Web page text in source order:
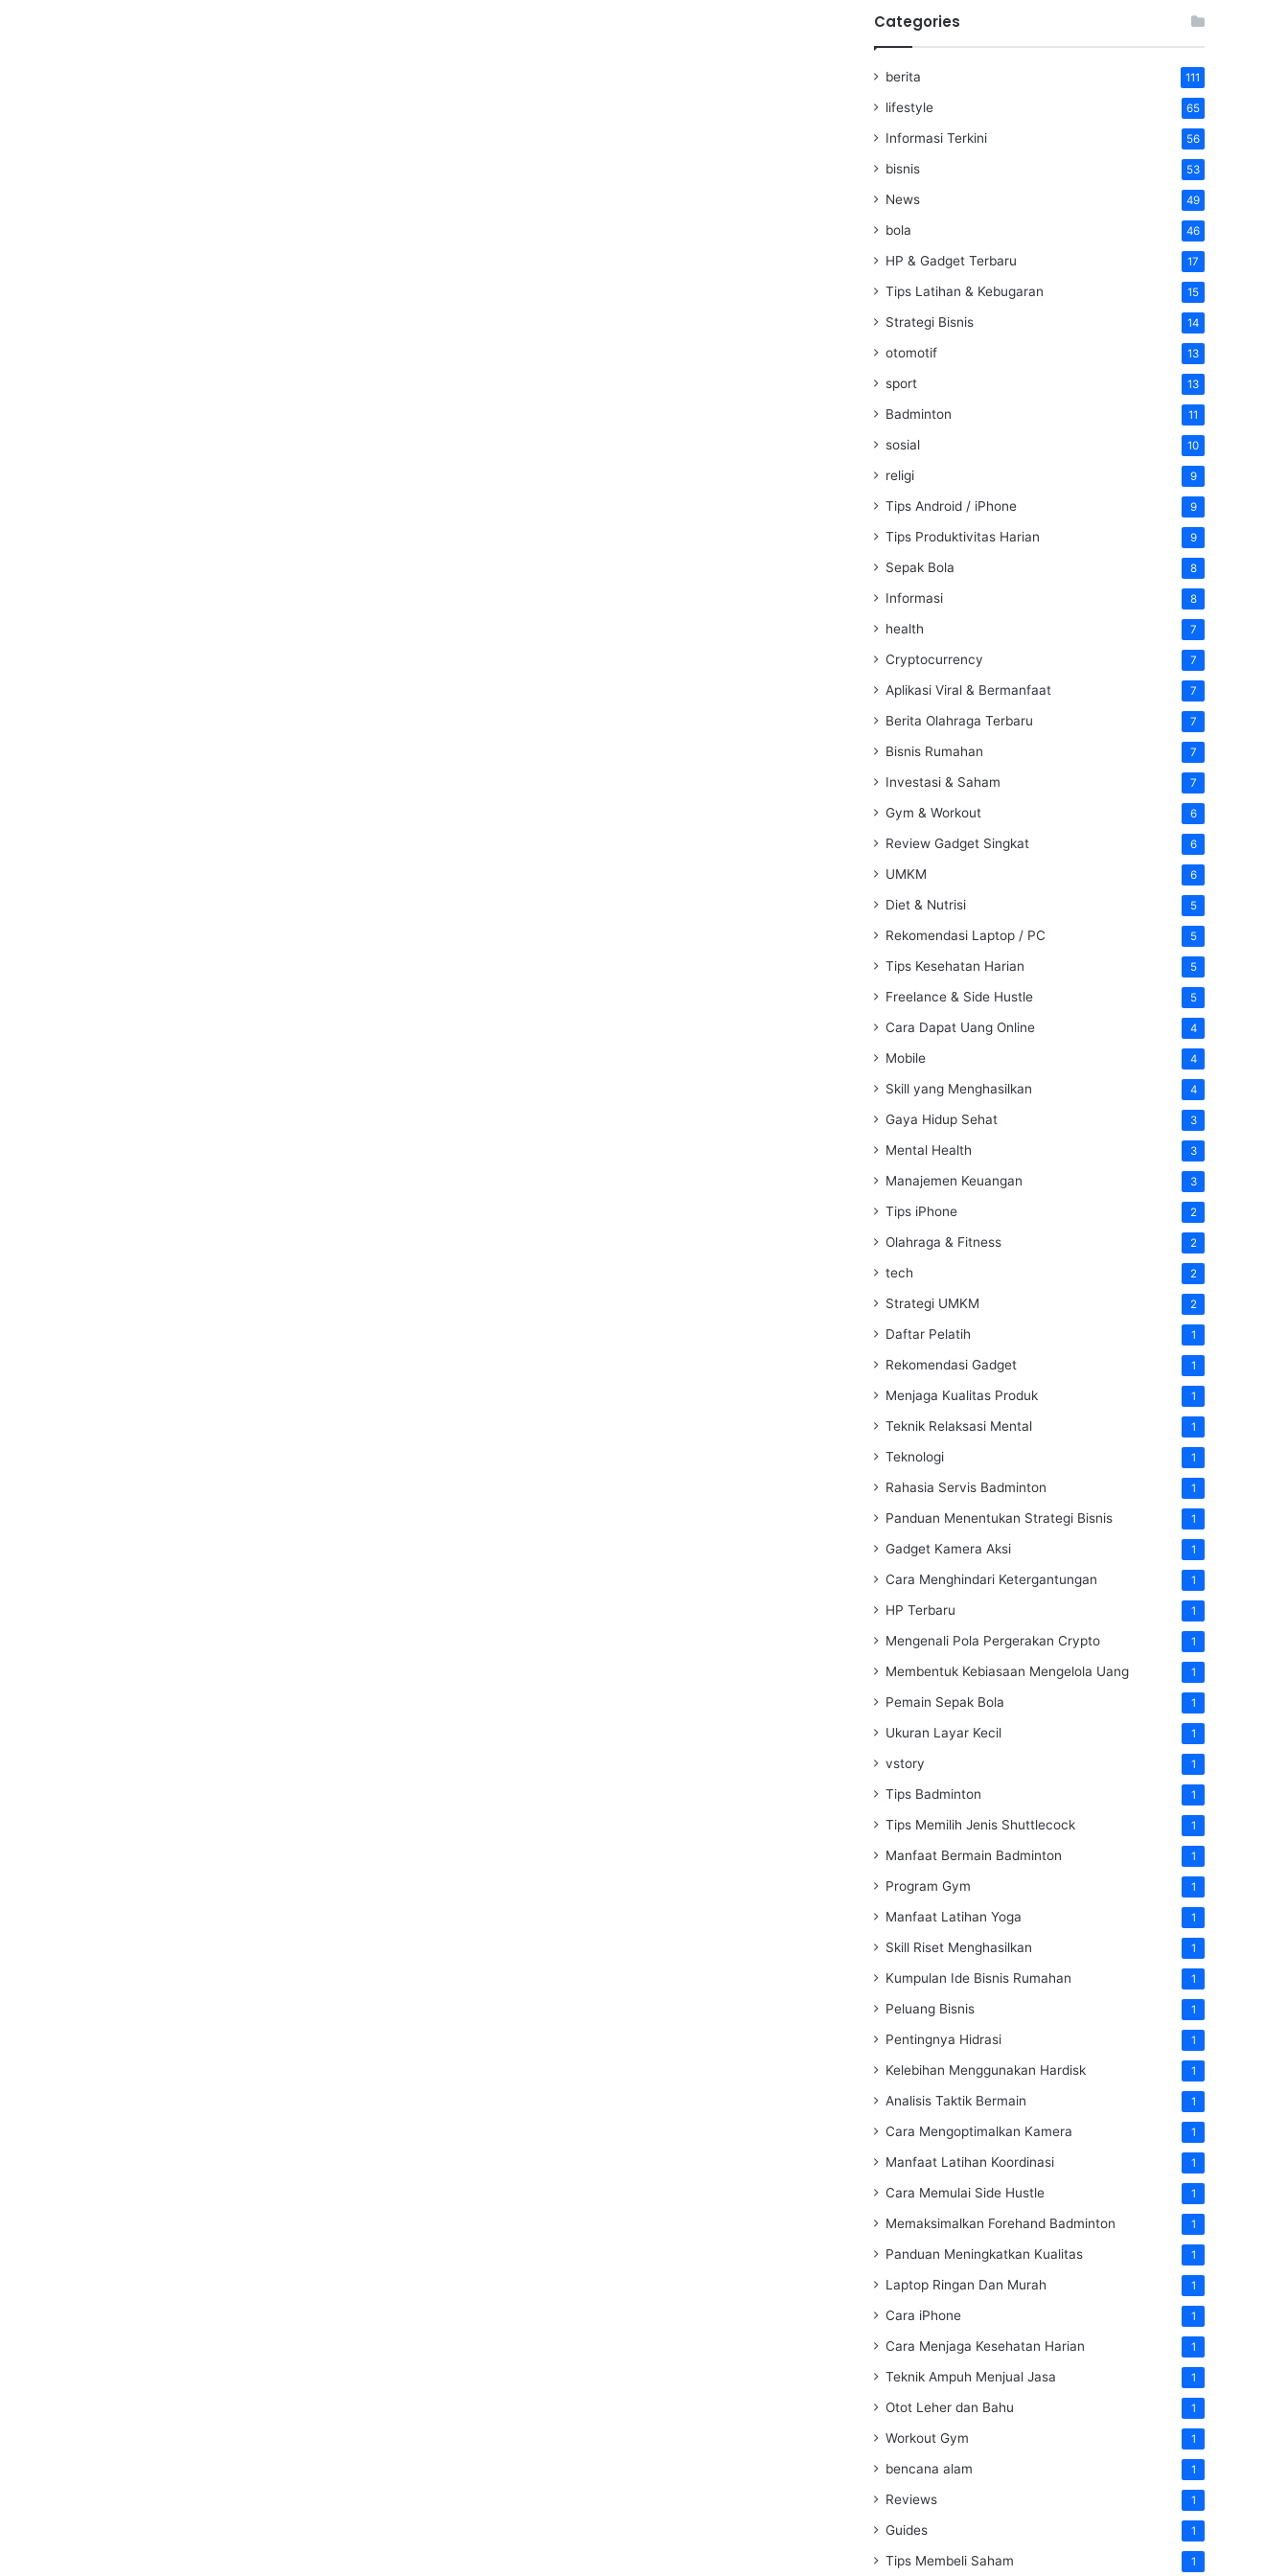
Categories
berita 111
lifestyle 65
Informasi Terkini 56
bisnis 53
News 49
bola 46
HP & Gadget Terbaru 17
Tips Latihan & Kebugaran 15
Strategi Bisnis 14
otomotif 13
sport 13
Badminton 11
sosial 10
religi 9
Tips Android / iPhone 9
Tips Produktivitas Harian 9
Sepak Bola 8
Informasi 8
health 7
Cryptocurrency 7
Aplikasi Viral & Bermanfaat 7
Berita Olahraga Terbaru 7
Bisnis Rumahan 7
Investasi & Saham 7
Gym & Workout 6
Review Gadget Singkat 6
UMKM 6
Diet & Nutrisi 5
Rekomendasi Laptop / PC 5
Tips Kesehatan Harian 5
Freelance & Side Hustle 5
Cara Dapat Uang Online 4
Mobile 4
Skill yang Menghasilkan 4
Gaya Hidup Sehat 3
Mental Health 3
Manajemen Keuangan 3
Tips iPhone 2
Olahraga & Fitness 2
tech 2
Strategi UMKM 2
Daftar Pelatih 1
Rekomendasi Gadget 1
Menjaga Kualitas Produk 1
Teknik Relaksasi Mental 1
Teknologi 1
Rahasia Servis Badminton 1
Panduan Menentukan Strategi Bisnis 1
Gadget Kamera Aksi 1
Cara Menghindari Ketergantungan 1
HP Terbaru 1
Mengenali Pola Pergerakan Crypto 1
Membentuk Kebiasaan Mengelola Uang 1
Pemain Sepak Bola 1
Ukuran Layar Kecil 1
vstory 1
Tips Badminton 1
Tips Memilih Jenis Shuttlecock 1
Manfaat Bermain Badminton 1
Program Gym 1
Manfaat Latihan Yoga 1
Skill Riset Menghasilkan 1
Kumpulan Ide Bisnis Rumahan 1
Peluang Bisnis 1
Pentingnya Hidrasi 1
Kelebihan Menggunakan Hardisk 1
Analisis Taktik Bermain 1
Cara Mengoptimalkan Kamera 1
Manfaat Latihan Koordinasi 1
Cara Memulai Side Hustle 1
Memaksimalkan Forehand Badminton 1
Panduan Meningkatkan Kualitas 1
Laptop Ringan Dan Murah 1
Cara iPhone 1
Cara Menjaga Kesehatan Harian 1
Teknik Ampuh Menjual Jasa 1
Otot Leher dan Bahu 1
Workout Gym 1
bencana alam 1
Reviews 1
Guides 1
Tips Membeli Saham 1